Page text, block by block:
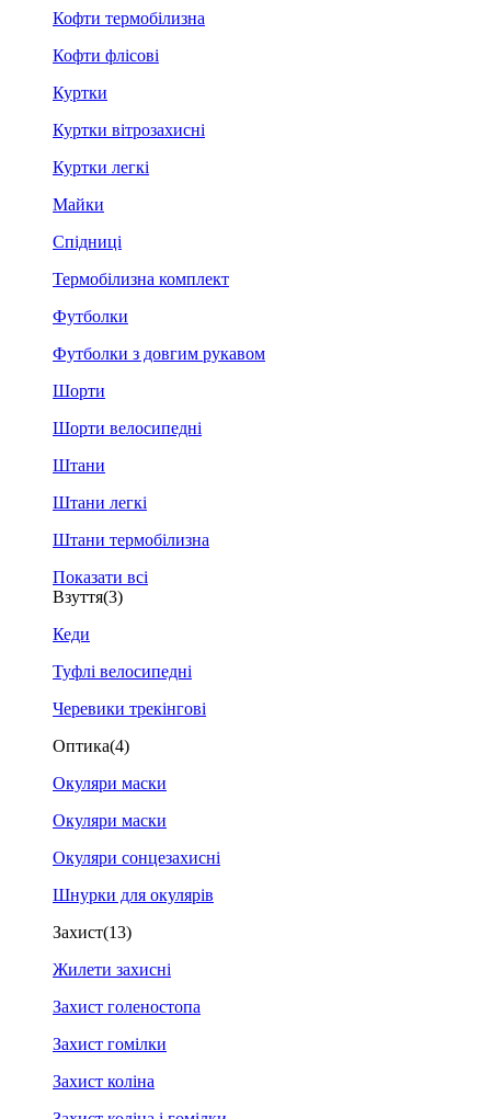
Кофти термобілизна
Кофти флісові
Куртки
Куртки вітрозахисні
Куртки легкі
Майки
Спідниці
Термобілизна комплект
Футболки
Футболки з довгим рукавом
Шорти
Шорти велосипедні
Штани
Штани легкі
Штани термобілизна
Показати всі
Взуття(3)
Кеди
Туфлі велосипедні
Черевики трекінгові
Оптика(4)
Окуляри маски
Окуляри маски
Окуляри сонцезахисні
Шнурки для окулярів
Захист(13)
Жилети захисні
Захист голеностопа
Захист гомілки
Захист коліна